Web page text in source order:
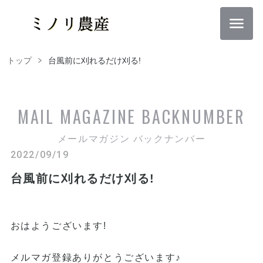
トップ 台風前に刈れるだけ刈る!
MAIL MAGAZINE BACKNUMBER
メールマガジン バックナンバー
2022/09/19
台風前に刈れるだけ刈る!
おはようございます !
メルマガ登録ありがとうございます♪